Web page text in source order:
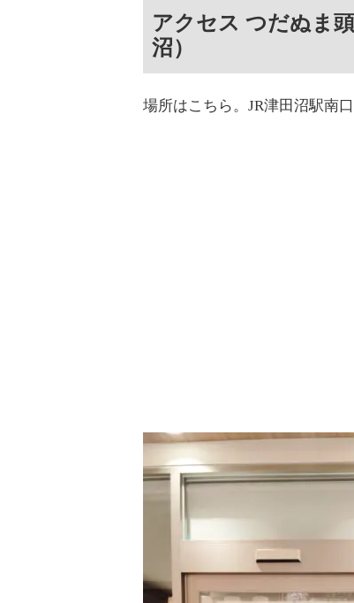
アクセス つだぬま
沼）
場所はこちら。JR津田沼駅南